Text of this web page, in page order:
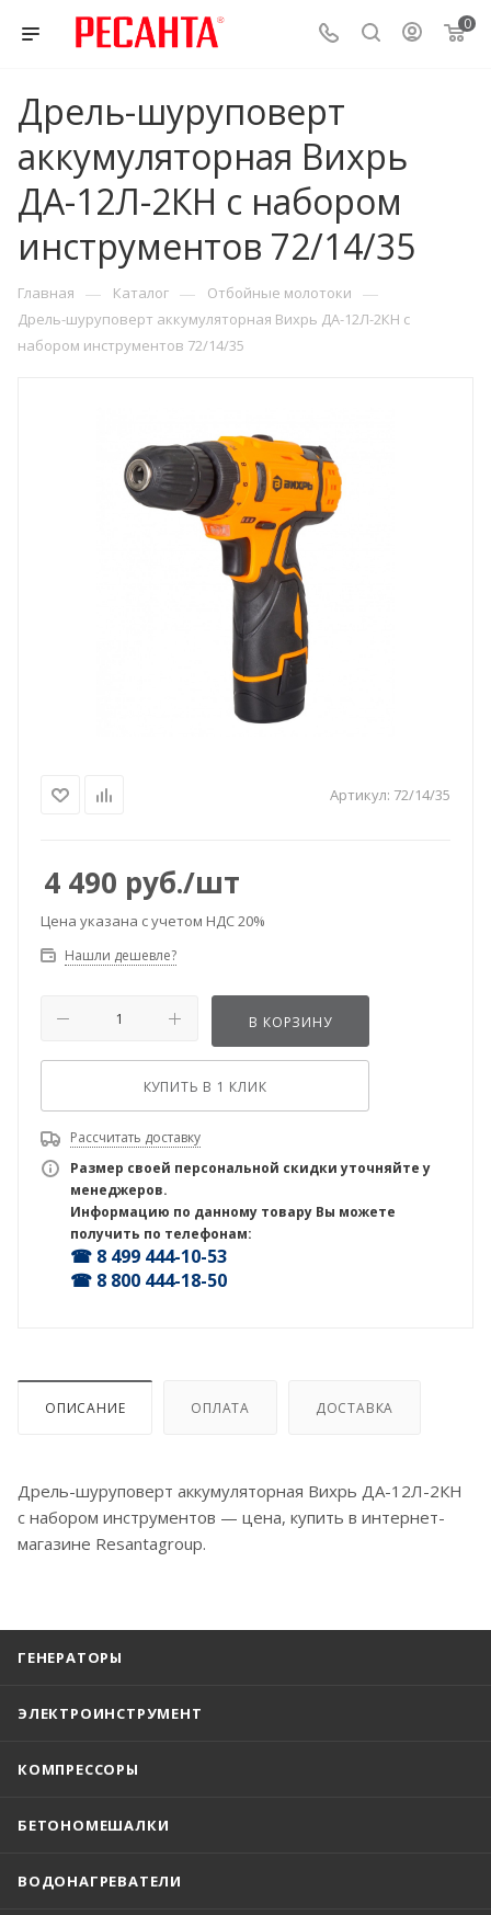
0
Дрель-шуруповерт
аккумуляторная Вихрь
ДА-12Л-2КН с набором
инструментов 72/14/35
Главная — Каталог — Отбойные молотоки —
Дрель-шуруповерт аккумуляторная Вихрь ДА-12Л-2КН с
набором инструментов 72/14/35
Артикул: 72/14/35
4 490 руб./шт
Цена указана с учетом НДС 20%
Нашли дешевле?
В КОРЗИНУ
КУПИТЬ В 1 КЛИК
Рассчитать доставку
Размер своей персональной скидки уточняйте у
менеджеров.
Информацию по данному товару Вы можете
получить по телефонам:
☎ 8 499 444-10-53
☎ 8 800 444-18-50
ОПИСАНИЕ ОПЛАТА ДОСТАВКА
Дрель-шуруповерт аккумуляторная Вихрь ДА-12Л-2КН
с набором инструментов — цена, купить в интернет-
магазине Resantagroup.
ГЕНЕРАТОРЫ
ЭЛЕКТРОИНСТРУМЕНТ
КОМПРЕССОРЫ
БЕТОНОМЕШАЛКИ
ВОДОНАГРЕВАТЕЛИ